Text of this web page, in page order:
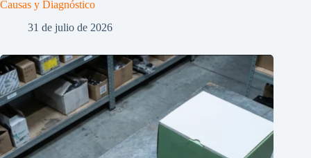
Causas y Diagnóstico
31 de julio de 2026